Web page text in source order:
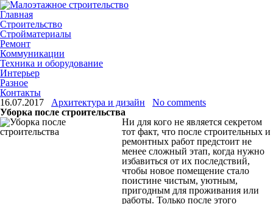
Главная
Строительство
Стройматериалы
Ремонт
Коммуникации
Техника и оборудование
Интерьер
Разное
Контакты
16.07.2017
Архитектура и дизайн
No comments
Уборка после строительства
Ни для кого не является секретом
тот факт, что после строительных и
ремонтных работ предстоит не
менее сложный этап, когда нужно
избавиться от их последствий,
чтобы новое помещение стало
поистине чистым, уютным,
пригодным для проживания или
работы. Только после этого